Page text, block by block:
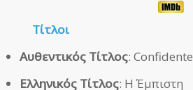
Τίτλοι
Αυθεντικός Τίτλος: Confidente
Ελληνικός Τίτλος: Η Έμπιστη